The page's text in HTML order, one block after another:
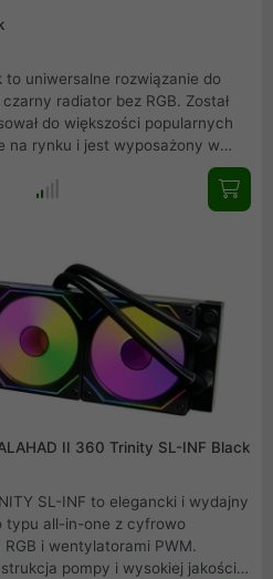
to uniwersalne rozwiązanie do
radiator bez RGB. Został
do większości popularnych
na rynku i jest wyposażony w
oraz wąski radiator o
z większością nowoczesnych
II 360 Trinity SL-INF Black
SL-INF to elegancki i wydajny
typu all-in-one z cyfrowo
i wentylatorami PWM.
pompy i wysokiej jakości